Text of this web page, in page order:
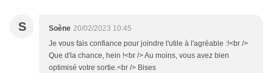
S Soène 20/02/2023 10:45
Je vous fais confiance pour joindre l'utile à l'agréable :!<br />
Que d'la chance, hein !<br /> Au moins, vous avez bien
optimisé votre sortie.<br /> Bises